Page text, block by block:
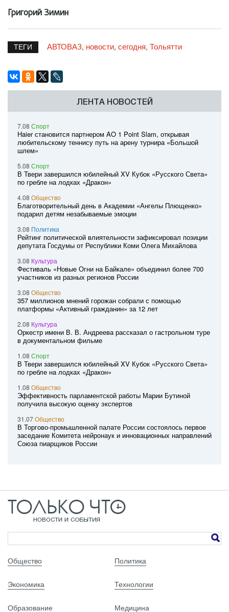
Григорий Зимин
ТЕГИ АВТОВАЗ, новости, сегодня, Тольятти
ЛЕНТА НОВОСТЕЙ
7.08 Спорт
Haier становится партнером AO 1 Point Slam, открывая
любительскому теннису путь на арену турнира «Большой
шлем»
5.08 Спорт
В Твери завершился юбилейный XV Кубок «Русского Света»
по гребле на лодках «Дракон»
4.08 Общество
Благотворительный день в Академии «Ангелы Плющенко»
подарил детям незабываемые эмоции
3.08 Политика
Рейтинг политической влиятельности зафиксировал позиции
депутата Госдумы от Республики Коми Олега Михайлова
3.08 Культура
Фестиваль «Новые Огни на Байкале» объединил более 700
участников из разных регионов России
3.08 Общество
357 миллионов мнений горожан собрали с помощью
платформы «Активный гражданин» за 12 лет
2.08 Культура
Оркестр имени В. В. Андреева рассказал о гастрольном туре
в документальном фильме
1.08 Спорт
В Твери завершился юбилейный XV Кубок «Русского Света»
по гребле на лодках «Дракон»
1.08 Общество
Эффективность парламентской работы Марии Бутиной
получила высокую оценку экспертов
31.07Общество
В Торгово-промышленной палате России состоялось первое
заседание Комитета нейронаук и инновационных направлений
Союза пиарщиков России
Общество Политика
Экономика Технологии
Образование Медицина